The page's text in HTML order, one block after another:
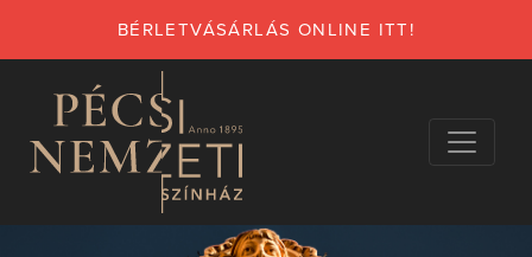
BÉRLETVÁSÁRLÁS ONLINE ITT!